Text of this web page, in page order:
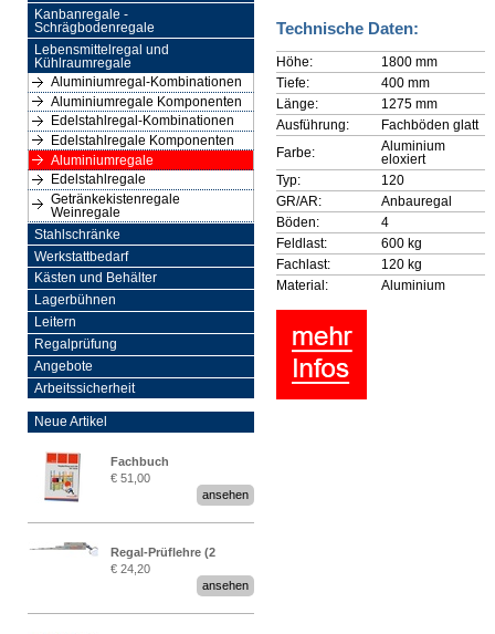
Kanbanregale -
Schrägbodenregale
Lebensmittelregal und
Kühlraumregale
Aluminiumregal-Kombinationen
Aluminiumregale Komponenten
Edelstahlregal-Kombinationen
Edelstahlregale Komponenten
Aluminiumregale
Edelstahlregale
Getränkekistenregale
Weinregale
Stahlschränke
Werkstattbedarf
Kästen und Behälter
Lagerbühnen
Leitern
Regalprüfung
Angebote
Arbeitssicherheit
Neue Artikel
Fachbuch
„Regalprüfung nach DIN
€ 51,00
ansehen
Regal-Prüflehre (2
Stück)
€ 24,20
ansehen
Technische Daten:
Höhe:
1800 mm
Tiefe:
400 mm
Länge:
1275 mm
Ausführung:
Fachböden glatt
Farbe:
Aluminium
eloxiert
Typ:
120
GR/AR:
Anbauregal
Böden:
4
Feldlast:
600 kg
Fachlast:
120 kg
Material:
Aluminium